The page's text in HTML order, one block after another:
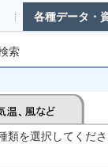
各種データ・
索
類を選択してくだ